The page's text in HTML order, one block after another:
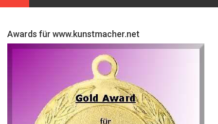
Awards für www.kunstmacher.net